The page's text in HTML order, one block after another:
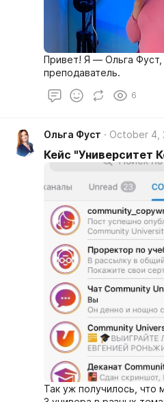
Привет! Я — Ольга Фуст,
преподаватель.
6
Ольга Фуст October 4,
Кейс "Университет
Так уж получилось, что